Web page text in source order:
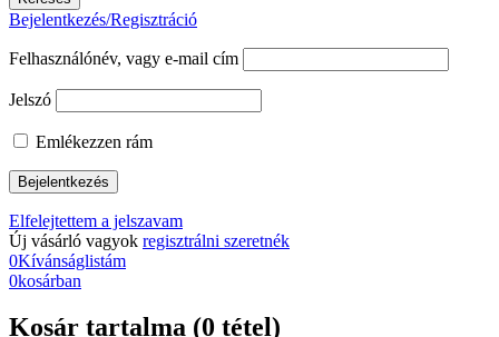
Bejelentkezés/Regisztráció
Felhasználónév, vagy e-mail cím
Jelszó
Emlékezzen rám
Elfelejtettem a jelszavam
Új vásárló vagyok regisztrálni szeretnék
0Kívánságlistám
0kosárban
Kosár tartalma (0 tétel)